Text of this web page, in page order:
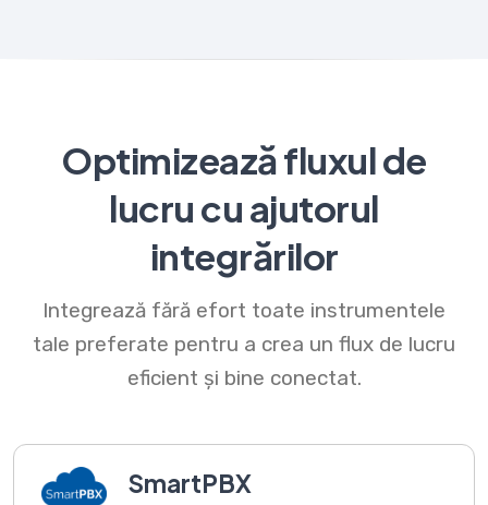
Optimizează fluxul de
lucru cu ajutorul
integrărilor
Integrează fără efort toate instrumentele
tale preferate pentru a crea un flux de lucru
eficient și bine conectat.
SmartPBX